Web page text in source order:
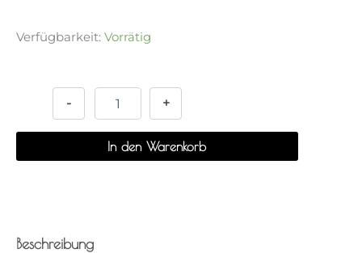
Verfügbarkeit: Vorrätig
-
Menge
+
In den Warenkorb
Beschreibung